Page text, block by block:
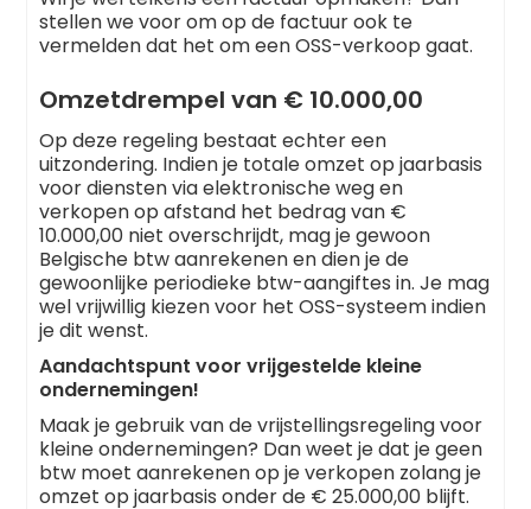
stellen we voor om op de factuur ook te
vermelden dat het om een OSS-verkoop gaat.
Omzetdrempel van € 10.000,00
Op deze regeling bestaat echter een
uitzondering. Indien je totale omzet op jaarbasis
voor diensten via elektronische weg en
verkopen op afstand het bedrag van €
10.000,00 niet overschrijdt, mag je gewoon
Belgische btw aanrekenen en dien je de
gewoonlijke periodieke btw-aangiftes in. Je mag
wel vrijwillig kiezen voor het OSS-systeem indien
je dit wenst.
Aandachtspunt voor vrijgestelde kleine
ondernemingen!
Maak je gebruik van de vrijstellingsregeling voor
kleine ondernemingen? Dan weet je dat je geen
btw moet aanrekenen op je verkopen zolang je
omzet op jaarbasis onder de € 25.000,00 blijft.